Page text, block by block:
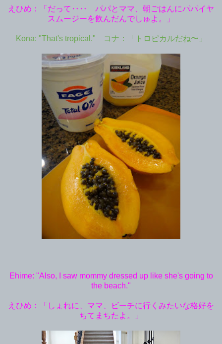
えひめ：「だって‥‥ パパとママ、朝ごはんにパパイヤ
スムージーを飲んだんでしゅよ。」
Kona: "That's tropical." コナ：「トロピカルだね〜」
Ehime: "Also, I saw mommy dressed up like she's going to
the beach."
えひめ：「しょれに、ママ、ビーチに行くみたいな格好を
ちてまちたよ。」